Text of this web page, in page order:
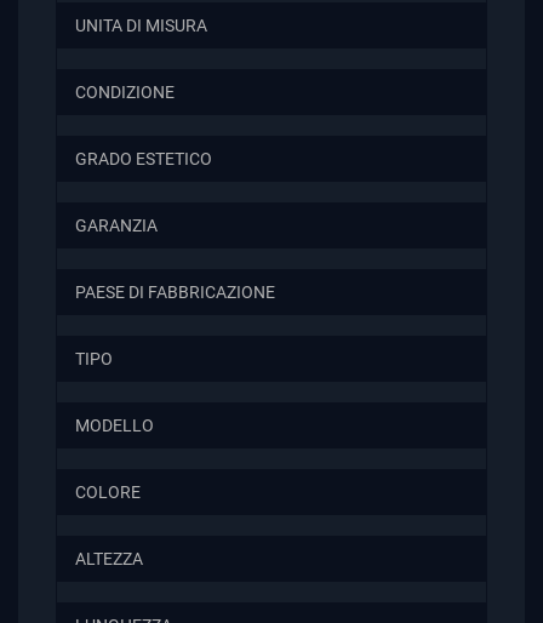
UNITA DI MISURA
CONDIZIONE
GRADO ESTETICO
GARANZIA
PAESE DI FABBRICAZIONE
TIPO
MODELLO
COLORE
ALTEZZA